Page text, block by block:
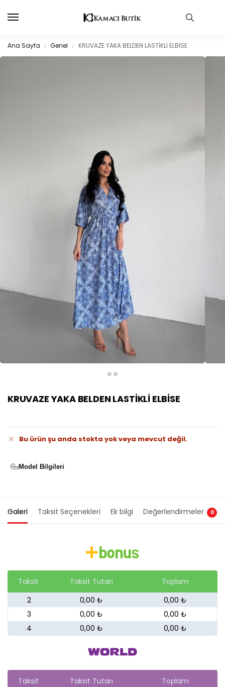
Ana Sayfa / Genel / KRUVAZE YAKA BELDEN LASTİKLİ ELBİSE
KRUVAZE YAKA BELDEN LASTİKLİ ELBİSE
Bu ürün şu anda stokta yok veya mevcut değil.
Model Bilgileri
Galeri Taksit Seçenekleri Ek bilgi Değerlendirmeler 0
Taksit Taksit Tutarı
Toplam
2
0,00 ₺
0,00 ₺
3
0,00 ₺
0,00 ₺
4
0,00 ₺ 0,00 ₺
Taksit Taksit Tutarı
Toplam